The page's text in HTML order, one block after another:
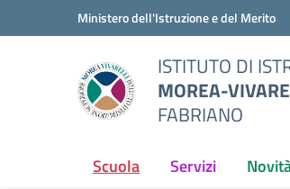
Vai ai contenuti
Vai al menu di navigazioneMinistero dell'Istruzione e del Merito
ISTITUTO DI
MOREA-
FABRIANO
Scuola Servizi